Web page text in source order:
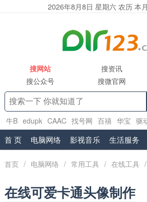
2026年8月8日 星期六 农历 本
搜网站 搜资讯
搜公众号
搜微官网
牛B edupk CAAC 找号网 百禧 华宝 驱
www.shuifa.cn 腾讯企业邮箱服务商
首 页 电脑网络 影视音乐 生活服务
首页 / 电脑网络 / 常用工具 / 在线工具 /
在线可爱卡通头像制作